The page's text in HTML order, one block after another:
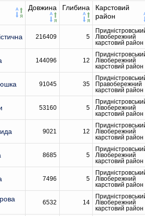
Довжина Глибина
Карстовий
район
216409 5
Лівобережний
карстовий район
144096 12
Лівобережний
карстовий район
91045 35
Правобережний
карстовий район
53160 5
Лівобережний
карстовий район
9021 12
Лівобережний
карстовий район
8685 5
Лівобережний
карстовий район
7496 5
Лівобережний
карстовий район
6532 14
Лівобережний
карстовий район